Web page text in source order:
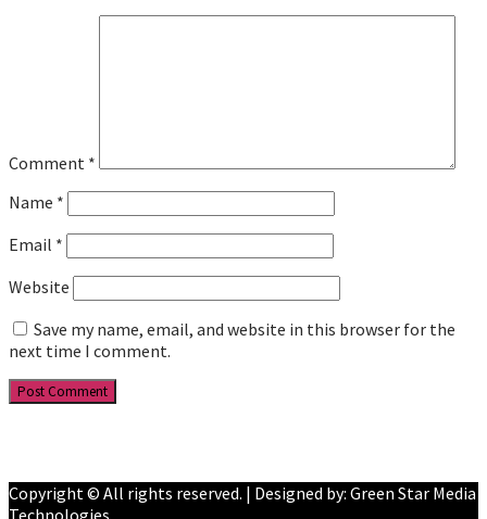
Comment *
Name *
Email *
Website
Save my name, email, and website in this browser for the
next time I comment.
Copyright © All rights reserved. | Designed by: Green Star Media